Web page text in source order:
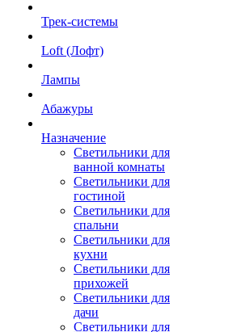
Трек-системы
Loft (Лофт)
Лампы
Абажуры
Назначение
Светильники для
ванной комнаты
Светильники для
гостиной
Светильники для
спальни
Светильники для
кухни
Светильники для
прихожей
Светильники для
дачи
Светильники для